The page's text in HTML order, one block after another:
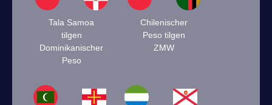
Tala Samoa
tilgen
Dominikanischer
Peso
Chilenischer
Peso tilgen
ZMW